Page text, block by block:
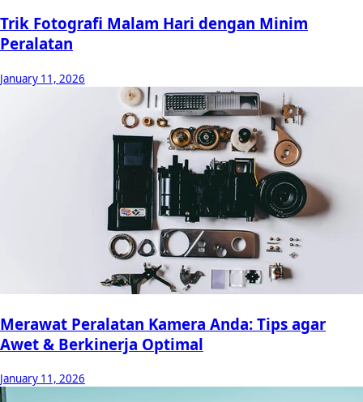
Trik Fotografi Malam Hari dengan Minim
Peralatan
January 11, 2026
Merawat Peralatan Kamera Anda: Tips agar
Awet & Berkinerja Optimal
January 11, 2026